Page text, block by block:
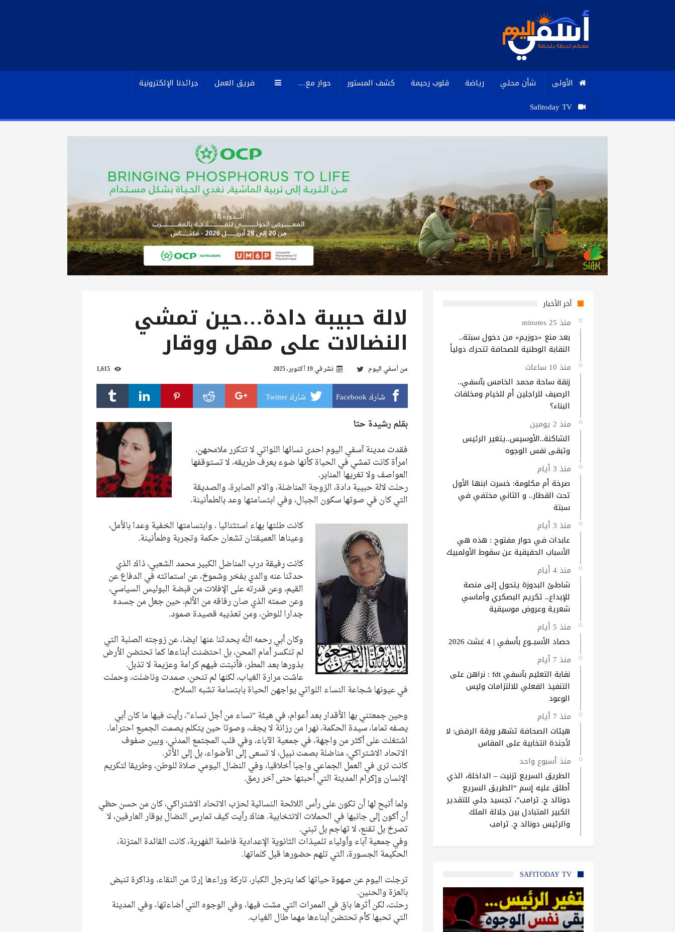
الأولى شأن محلي رياضة قلوب رحيمة كشف المستور حوار مع… فريق العمل
جرائدنا الإلكترونية
Safitoday TV
لالة حبيبة دادة…حين تمشي
النضالات على مهلٍ ووقار
منأسفي اليوم نشر في19 أكتوبر، 2025
شارك Facebook شارك Twitter
بقلم رشيدة حتا
فقدت مدينة آسفي اليوم احدى نسائها اللواتي لا تتكرر ملامحهن،
امرأة كانت تمشي في الحياة كأنها ضوء يعرف طريقه، لا تستوقفها
العواصف ولا تغريها المنابر.
رحلت لالة حبيبة دادة، الزوجة المناضلة، والام الصابرة، والصديقة
التي كان في صوتها سكون الجبال، وفي ابتسامتها وعد بالطمأنينة.
كانت طلتها بهاء استثنائيا ، وابتسامتها الخفية وعدا بالأمل،
وعيناها العميقتان تشعان حكمة وتجربة وطمأنينة.
كانت رفيقة درب المناضل الكبير محمد الشعبي، ذاك الذي
حدثنا عنه والدي بفخر وشموخ، عن استماتته في الدفاع عن
القيم، وعن قدرته على الإفلات من قبضة البوليس السياسي،
وعن صمته الذي صان رفاقه من الألم، حين جعل من جسده
جدارا للوطن، ومن تعذيبه قصيدة صمود.
وكان أبي رحمه الله يحدثنا عنها ايضا، عن زوجته الصلبة التي
لم تنكسر أمام المحن، بل احتضنت أبناءها كما تحتضن الأرض
بذورها بعد المطر، فأنبتت فيهم كرامة وعزيمة لا تذبل.
عاشت مرارة الغياب، لكنها لم تنحن، صمدت وناضلت، وحملت
في عيونها شجاعة النساء اللواتي يواجهن الحياة بابتسامة تشبه السلاح.
وحين جمعتني بها الأقدار بعد أعوام، في هيئة “نساء من أجل نساء”، رأيت فيها ما كان أبي
يصفه تماما، سيدة الحكمة، نهرا من رزانة لا يجف، وصوتا حين يتكلم يصمت الجميع احتراما.
اشتغلت على أكثر من واجهة، في جمعية الآباء، وفي قلب المجتمع المدني، وبين صفوف
الاتحاد الاشتراكي، مناضلة بصمت نبيل، لا تسعى إلى الأضواء، بل إلى الأثر.
كانت ترى في العمل الجماعي واجبا أخلاقيا، وفي النضال اليومي صلاة للوطن، وطريقا لتكريم
الإنسان وإكرام المدينة التي أحبتها حتى آخر رمق.
ولما أتيح لها أن تكون على رأس اللائحة النسائية لحزب الاتحاد الاشتراكي، كان من حسن حظي
أن أكون إلى جانبها في الحملات الانتخابية. هناك رأيت كيف تمارس النضال بوقار العارفين، لا
تصرخ بل تقنع، لا تهاجم بل تبني.
وفي جمعية آباء وأولياء تلميذات الثانوية الإعدادية فاطمة الفهرية، كانت القائدة المتزنة،
الحكيمة الجسورة، التي تلهم حضورها قبل كلماتها.
ترجلت اليوم عن صهوة حياتها كما يترجل الكبار، تاركة وراءها إرثا من النقاء، وذاكرة تنبض
بالعزة والحنين.
رحلت، لكن أثرها باق في الممرات التي مشت فيها، وفي الوجوه التي أضاءتها، وفي المدينة
التي تحبها كأم تحتضن أبناءها مهما طال الغياب.
أخر الأخبار
منذ 25 minutes
بعد منع «دوزيم» من دخول سبتة..
النقابة الوطنية للصحافة تتحرك دولياً
منذ 10 ساعات
زنقة ساحة محمد الخامس بآسفي..
الرصيف للراجلين أم للخيام ومخلفات
البناء؟
منذ 2 يومين
الشاكنة..الأوسيس..يتغير الرئيس
وتبقى نفس الوجوه
منذ 3 أيام
صرخة أم مكلومة: خسرت ابنها الأول
تحت القطار.. و الثاني مختفي في
سبتة
منذ 3 أيام
عابدات في حوار مفتوح : هذه هي
الأسباب الحقيقية عن سقوط الأولمبيك
منذ 4 أيام
شاطئ البدوزة يتحول إلى منصة
للإبداع.. تكريم البصكري وأماسي
شعرية وعروض موسيقية
منذ 5 أيام
حصاد الأسبــوع بأسفي | 4 غشت 2026
منذ 7 أيام
نقابة التعليم بآسفي fdt : نراهن على
التنفيذ الفعلي للالتزامات وليس
الوعود
منذ 7 أيام
هيئات الصحافة تشهر ورقة الرفض: لا
لأجندة انتخابية على المقاس
منذ أسبوع واحد
الطريق السريع تزنيت – الداخلة، الذي
أطلق عليه إسم “الطريق السريع
دونالد ج. ترامب”، تجسيد جلي للتقدير
الكبير المتبادل بين جلالة الملك
والرئيس دونالد ج. ترامب
SAFITODAY TV